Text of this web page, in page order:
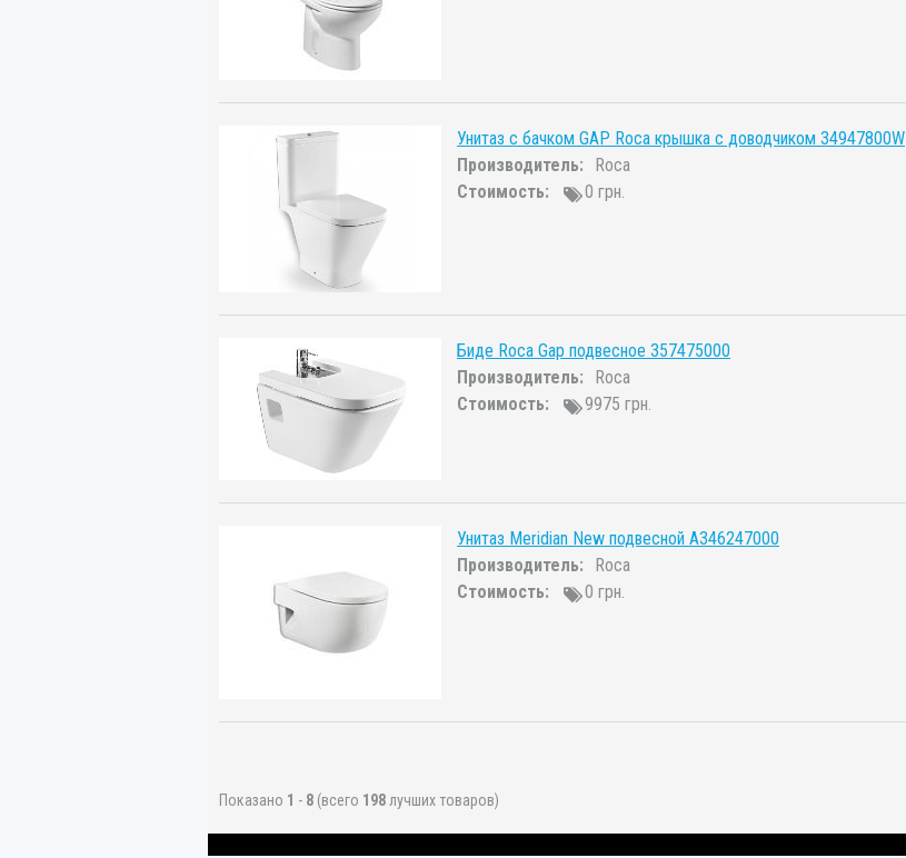
Унитаз с бачком GAP Roca крышка с доводчиком 34947800W
Производитель:
Roca
Стоимость:
0 грн.
Биде Roca Gap подвесное 357475000
Производитель:
Roca
Стоимость:
9975 грн.
Унитаз Meridian New подвесной A346247000
Производитель:
Roca
Стоимость:
0 грн.
Показано 1 - 8 (всего 198 лучших товаров)